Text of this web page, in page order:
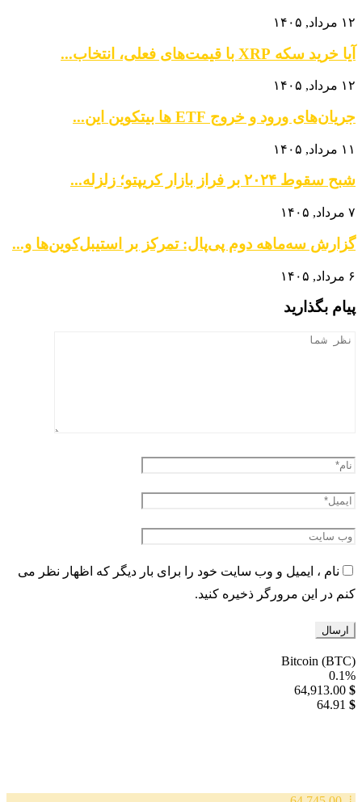
۱۲ مرداد, ۱۴۰۵
آیا خرید سکه XRP با قیمت‌های فعلی، انتخاب...
۱۲ مرداد, ۱۴۰۵
جریان‌های ورود و خروج ETF ها بیتکوین این...
۱۱ مرداد, ۱۴۰۵
شبح سقوط ۲۰۲۴ بر فراز بازار کریپتو؛ زلزله...
۷ مرداد, ۱۴۰۵
گزارش سه‌ماهه دوم پی‌پال: تمرکز بر استیبل‌کوین‌ها و...
۶ مرداد, ۱۴۰۵
پیام بگذارید
نام ، ایمیل و وب سایت خود را برای بار دیگر که اظهار نظر می
کنم در این مرورگر ذخیره کنید.
Bitcoin (BTC)
0.1%
$
64,913.00
$
64.91